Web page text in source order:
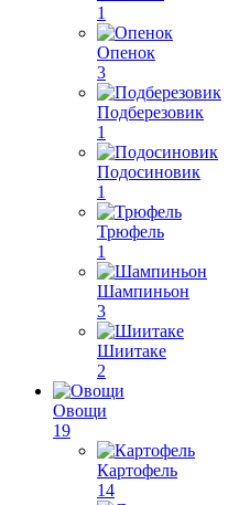
1
Опенок
3
Подберезовик
1
Подосиновик
1
Трюфель
1
Шампиньон
3
Шиитаке
2
Овощи
19
Картофель
14